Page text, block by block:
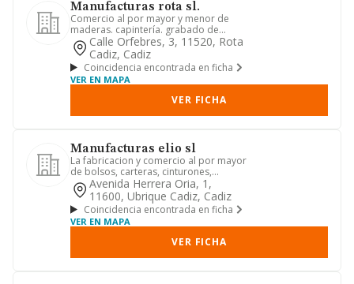
Manufacturas rota sl.
Comercio al por mayor y menor de
maderas. capintería. grabado de
maderas
Calle Orfebres, 3, 11520, Rota
Cadiz, Cadiz
Coincidencia encontrada en ficha
VER EN MAPA
VER FICHA
Manufacturas elio sl
La fabricacion y comercio al por mayor
de bolsos, carteras, cinturones,
monederos, estuches, maleta...
Avenida Herrera Oria, 1,
11600, Ubrique Cadiz, Cadiz
Coincidencia encontrada en ficha
VER EN MAPA
VER FICHA